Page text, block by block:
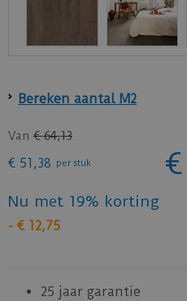
Bereken aantal M2
Van € 64,13
€ 51 ,38 per stuk €
Nu met 19% korting
- € 12,75
25 jaar garantie